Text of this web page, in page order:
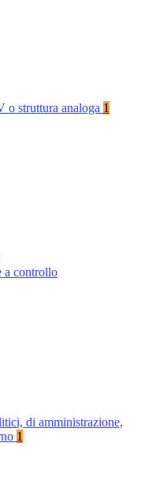
o struttura analoga 1
a controllo
di amministrazione,
1